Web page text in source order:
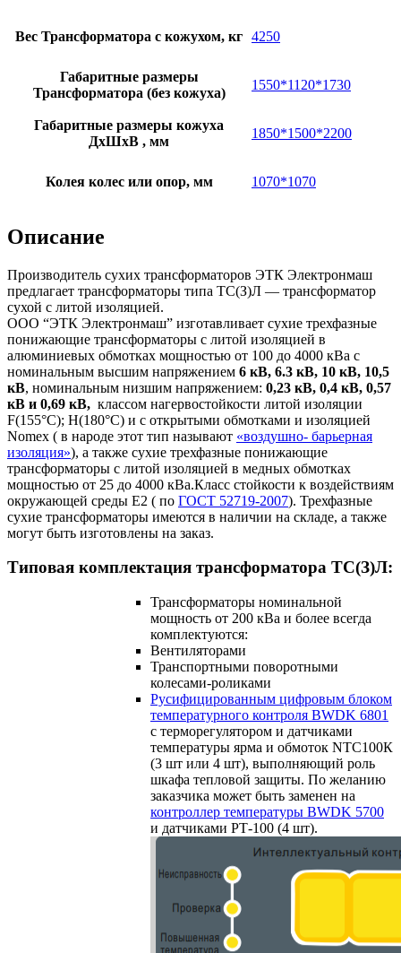
Вес Трансформатора с кожухом, кг 4250
Габаритные размеры
Трансформатора (без кожуха)
1550*1120*1730
Габаритные размеры кожуха
ДхШхВ , мм
1850*1500*2200
Колея колес или опор, мм 1070*1070
Описание
Производитель сухих трансформаторов ЭТК Электронмаш
предлагает трансформаторы типа ТС(З)Л — трансформатор
сухой с литой изоляцией.
ООО “ЭТК Электронмаш” изготавливает сухие трехфазные
понижающие трансформаторы с литой изоляцией в
алюминиевых обмотках мощностью от 100 до 4000 кВа с
номинальным высшим напряжением 6 кВ, 6.3 кВ, 10 кВ, 10,5
кВ, номинальным низшим напряжением: 0,23 кВ, 0,4 кВ, 0,57
кВ и 0,69 кВ, классом нагервостойкости литой изоляции
F(155°C); H(180°C) и c открытыми обмотками и изоляцией
Nomex ( в народе этот тип называют «воздушно- барьерная
изоляция»), а также сухие трехфазные понижающие
трансформаторы с литой изоляцией в медных обмотках
мощностью от 25 до 4000 кВа.Класс стойкости к воздействиям
окружающей среды Е2 ( по ГОСТ 52719-2007). Трехфазные
сухие трансформаторы имеются в наличии на складе, а также
могут быть изготовлены на заказ.
Типовая комплектация трансформатора ТС(З)Л:
Трансформаторы номинальной
мощность от 200 кВа и более всегда
комплектуются:
Вентиляторами
Транспортными поворотными
колесами-роликами
Русифицированным цифровым блоком
температурного контроля BWDK 6801
с терморегулятором и датчиками
температуры ярма и обмоток NTC100К
(3 шт или 4 шт), выполняющий роль
шкафа тепловой защиты. По желанию
заказчика может быть заменен на
контроллер температуры BWDK 5700
и датчиками РТ-100 (4 шт).